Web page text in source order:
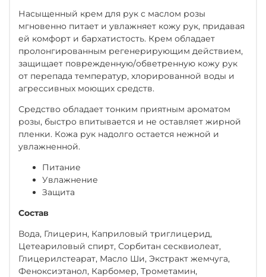
Насыщенный крем для рук с маслом розы
мгновенно питает и увлажняет кожу рук, придавая
ей комфорт и бархатистость. Крем обладает
пролонгированным регенерирующим действием,
защищает поврежденную/обветренную кожу рук
от перепада температур, хлорированной воды и
агрессивных моющих средств.
Средство обладает тонким приятным ароматом
розы, быстро впитывается и не оставляет жирной
пленки. Кожа рук надолго остается нежной и
увлажненной.
Питание
Увлажнение
Защита
Состав
Вода, Глицерин, Каприловый триглицерид,
Цетеариловый спирт, Сорбитан сесквиолеат,
Глицерилстеарат, Масло Ши, Экстракт жемчуга,
Феноксиэтанол, Карбомер, Трометамин,